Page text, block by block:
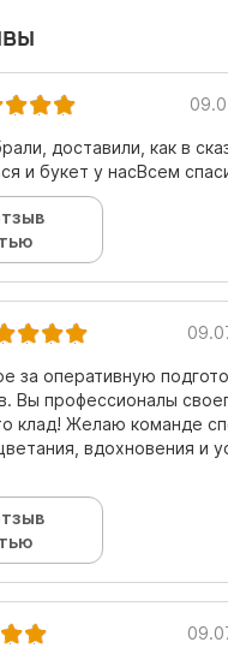
доставили, как в
и букет у насВсем
за оперативную
Вы профессионалы
клад! Желаю команде
вдохновения и